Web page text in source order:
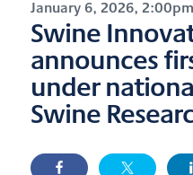
January 6, 2026, 2:00pm
Swine
announces
under
Swine